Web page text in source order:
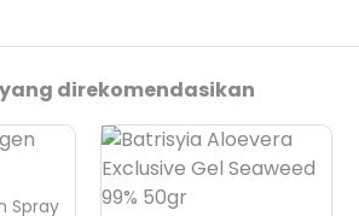
direkomendasikan
Spray